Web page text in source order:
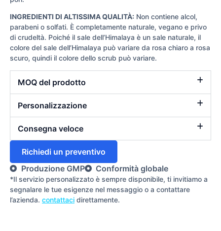
INGREDIENTI DI ALTISSIMA QUALITÀ: Non contiene alcol,
parabeni o solfati. È completamente naturale, vegano e privo
di crudeltà. Poiché il sale dell’Himalaya è un sale naturale, il
colore del sale dell’Himalaya può variare da rosa chiaro a rosa
scuro, quindi il colore dello scrub può variare.
MOQ del prodotto
Personalizzazione
Consegna veloce
Richiedi un preventivo
Produzione GMP
Conformità globale
*Il servizio personalizzato è sempre disponibile, ti invitiamo a
segnalare le tue esigenze nel messaggio o a contattare
l’azienda. contattaci direttamente.